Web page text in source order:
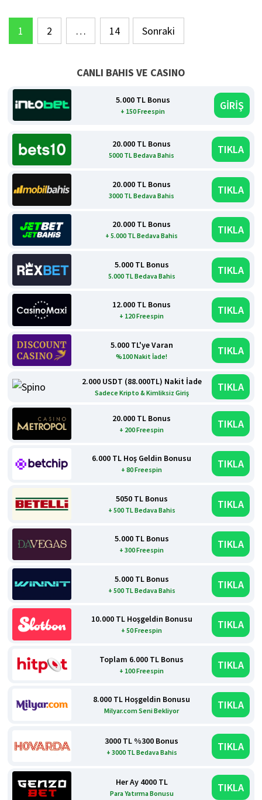
Yazı
sayfalaması
1 2 … 14 Sonraki
CANLI BAHIS VE CASINO
5.000 TL Bonus
+ 150 Freespin GİRİŞ
20.000 TL Bonus
5000 TL Bedava Bahis TIKLA
20.000 TL Bonus
3000 TL Bedava Bahis TIKLA
20.000 TL Bonus
+ 5.000 TL Bedava Bahis TIKLA
5.000 TL Bonus
5.000 TL Bedava Bahis TIKLA
12.000 TL Bonus
+ 120 Freespin TIKLA
5.000 TL'ye Varan
%100 Nakit İade! TIKLA
2.000 USDT (88.000TL) Nakit İade
Sadece Kripto & Kimliksiz Giriş TIKLA
20.000 TL Bonus
+ 200 Freespin TIKLA
6.000 TL Hoş Geldin Bonusu
+ 80 Freespin TIKLA
5050 TL Bonus
+ 500 TL Bedava Bahis TIKLA
5.000 TL Bonus
+ 300 Freespin TIKLA
5.000 TL Bonus
+ 500 TL Bedava Bahis TIKLA
10.000 TL Hoşgeldin Bonusu
+ 50 Freespin TIKLA
Toplam 6.000 TL Bonus
+ 100 Freespin TIKLA
8.000 TL Hoşgeldin Bonusu
Milyar.com Seni Bekliyor TIKLA
3000 TL %300 Bonus
+ 3000 TL Bedava Bahis TIKLA
Her Ay 4000 TL
Para Yatırma Bonusu TIKLA